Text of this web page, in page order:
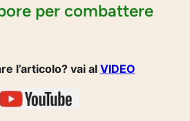
per combattere
l’articolo? vai al VIDEO